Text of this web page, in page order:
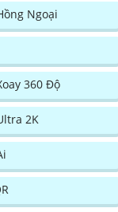
Ngoại
360 Độ
2K